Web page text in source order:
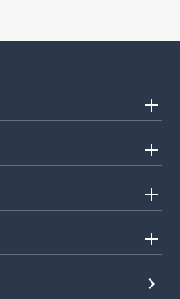
add
add
add
add
navigate_next